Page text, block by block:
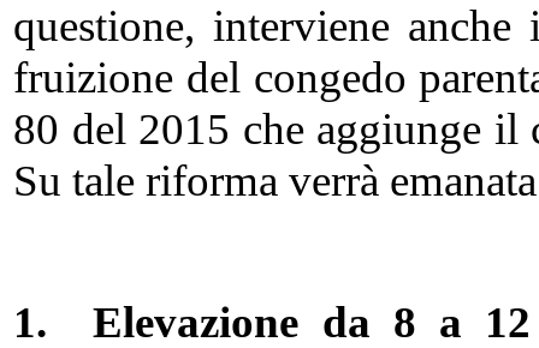
questione, interviene
fruizione del congedo
80 del 2015 che aggiunge il
Su tale riforma verrà
1.Elevazione da 8 a